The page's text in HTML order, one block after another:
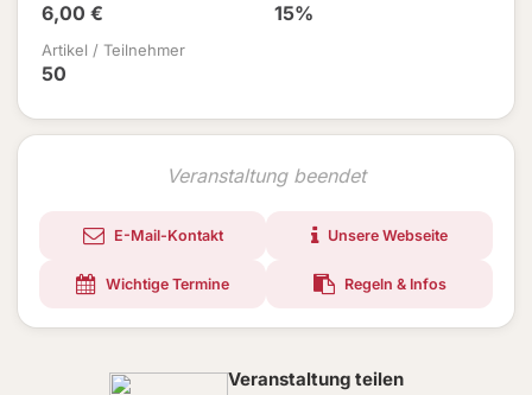
6,00 € 15%
Artikel / Teilnehmer
50
Veranstaltung beendet
E-Mail-Kontakt Unsere Webseite
Wichtige Termine Regeln & Infos
Veranstaltung teilen